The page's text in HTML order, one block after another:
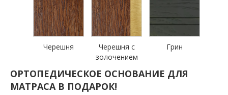
Черешня
Черешня с
золочением
Грин
ОРТОПЕДИЧЕСКОЕ ОСНОВАНИЕ ДЛЯ
МАТРАСА В ПОДАРОК!